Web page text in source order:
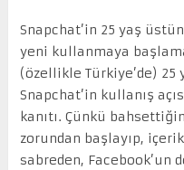
Snapchat’in 25 yaş
yeni kullanmaya
(özellikle Türkiye’de) 25
Snapchat’in kullanış
kanıtı. Çünkü
zorundan başlayıp,
sabreden, Facebook’un